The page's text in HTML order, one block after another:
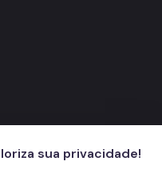
sua privacidade!